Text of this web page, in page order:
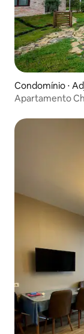
Condomínio ⋅
Apartamento